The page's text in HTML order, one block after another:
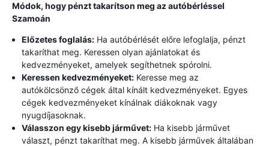
Módok, hogy pénzt takarítson meg az autóbérléssel
Szamoán
Előzetes foglalás: Ha autóbérlését előre lefoglalja, pénzt
takaríthat meg. Keressen olyan ajánlatokat és
kedvezményeket, amelyek segíthetnek spórolni.
Keressen kedvezményeket: Keresse meg az
autókölcsönző cégek által kínált kedvezményeket. Egyes
cégek kedvezményeket kínálnak diákoknak vagy
nyugdíjasoknak.
Válasszon egy kisebb járművet: Ha kisebb járművet
választ, pénzt takaríthat meg. A kisebb járművek általában